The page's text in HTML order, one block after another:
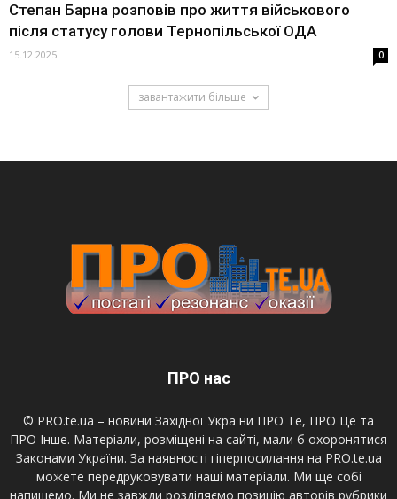
Степан Барна розповів про життя військового
після статусу голови Тернопільської ОДА
15.12.2025 0
завантажити більше
ПРО нас
© PRO.te.ua – новини Західної України ПРО Те, ПРО Це та
ПРО Інше. Матеріали, розміщені на сайті, мали б охоронятися
Законами України. За наявності гіперпосилання на PRO.te.ua
можете передруковувати наші матеріали. Ми ще собі
напишемо. Ми не завжди розділяємо позицію авторів рубрики